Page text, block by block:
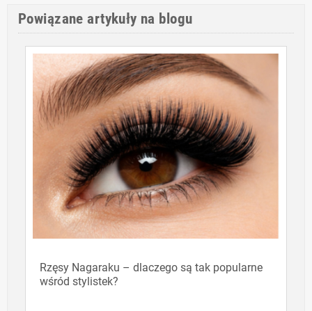
Powiązane artykuły na blogu
Rzęsy Nagaraku – dlaczego są tak popularne
wśród stylistek?